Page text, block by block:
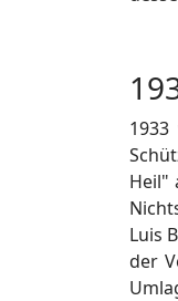
Heil"
Luis
der